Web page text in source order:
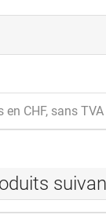
CHF, sans TVA